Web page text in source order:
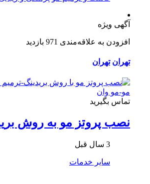
آگهی ویژه
افزودن به علاقه‌مندی 971 بازدید
تهران تهران
تماس بگیرید
نصب پروتز مو به روش
3 سال قبل
سایر خدمات